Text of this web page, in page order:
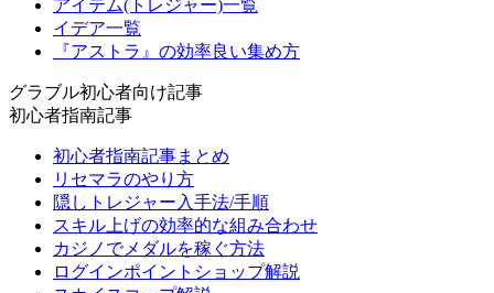
アイテム(トレジャー)一覧
イデア一覧
『アストラ』の効率良い集め方
グラブル初心者向け記事
初心者指南記事
初心者指南記事まとめ
リセマラのやり方
隠しトレジャー入手法/手順
スキル上げの効率的な組み合わせ
カジノでメダルを稼ぐ方法
ログインポイントショップ解説